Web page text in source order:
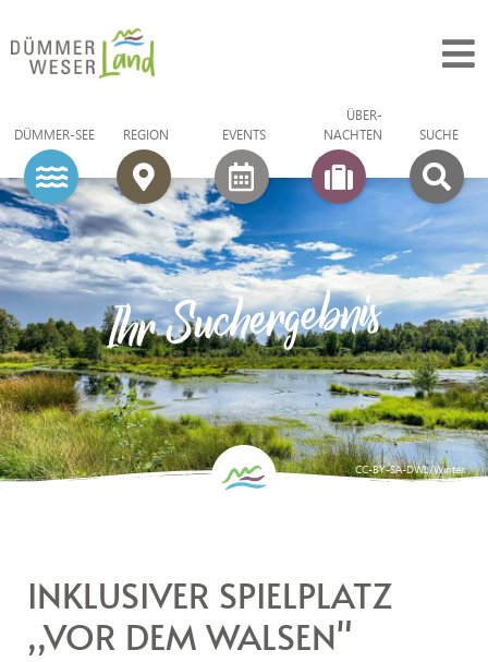
DÜMMER-SEE REGION EVENTS
ÜBER­
NACHTEN
SUCHE
Ihr Suchergebnis
CC-BY-SA-DWL/Winter
INKLUSIVER SPIELPLATZ
,,VOR DEM WALSEN"